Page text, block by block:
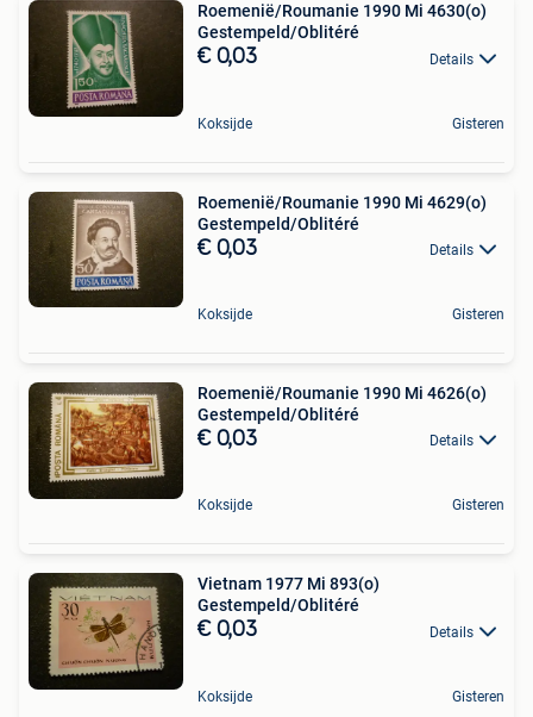
Roemenië/Roumanie 1990 Mi 4630(o)
Gestempeld/Oblitéré
€ 0,03 Details
Koksijde Gisteren
Roemenië/Roumanie 1990 Mi 4629(o)
Gestempeld/Oblitéré
€ 0,03 Details
Koksijde Gisteren
Roemenië/Roumanie 1990 Mi 4626(o)
Gestempeld/Oblitéré
€ 0,03 Details
Koksijde Gisteren
Vietnam 1977 Mi 893(o)
Gestempeld/Oblitéré
€ 0,03 Details
Koksijde Gisteren